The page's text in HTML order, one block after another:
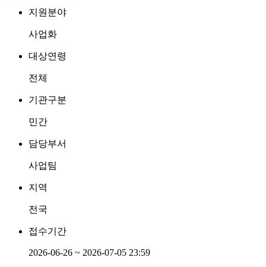
지원분야
사업화
대상연령
전체
기관구분
민간
담당부서
사업팀
지역
전국
접수기간
2026-06-26 ~ 2026-07-05 23:59